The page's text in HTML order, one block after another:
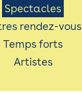
Spectacles
rendez-vous
Temps forts
Artistes